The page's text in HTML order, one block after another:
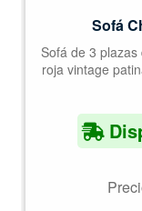
Sofá
Sofá de 3
roja vintage